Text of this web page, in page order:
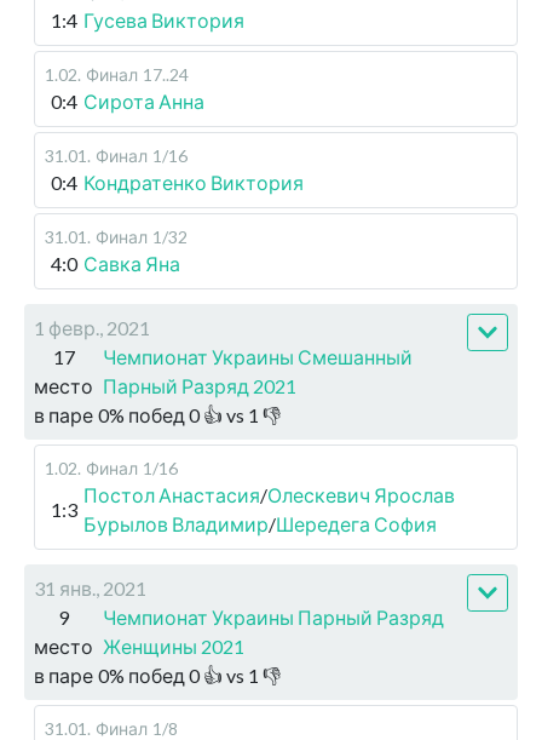
1:4 Гусева Виктория
1.02. Финал 17..24
0:4 Сирота Анна
31.01 . Финал 1/16
0:4 Кондратенко Виктория
31.01 . Финал 1/32
4:0 Савка Яна
1 февр., 2021
17
место
Чемпионат Украины Смешанный
Парный Разряд 2021
в паре 0% побед 0👍 vs 1 👎
1.02. Финал 1/16
1:3
Постол Анастасия/Олескевич Ярослав
Бурылов Владимир/Шередега София
31 янв., 2021
9
место
Чемпионат Украины Парный Разряд
Женщины 2021
в паре 0% побед 0👍 vs 1 👎
31.01 . Финал 1/8